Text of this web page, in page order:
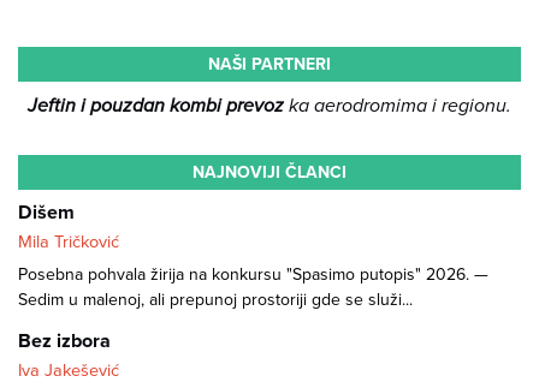
NAŠI PARTNERI
Jeftin i pouzdan kombi prevozka aerodromima i regionu.
NAJNOVIJI ČLANCI
Dišem
Mila Tričković
Posebna pohvala žirija na konkursu "Spasimo putopis" 2026. —
Sedim u malenoj, ali prepunoj prostoriji gde se služi...
Bez izbora
Iva Jakešević